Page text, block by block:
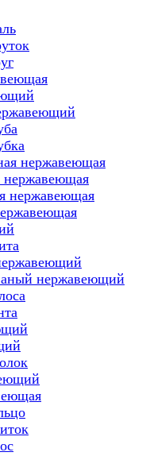
нержавеющая
нержавеющая
нержавеющая
нержавеющий